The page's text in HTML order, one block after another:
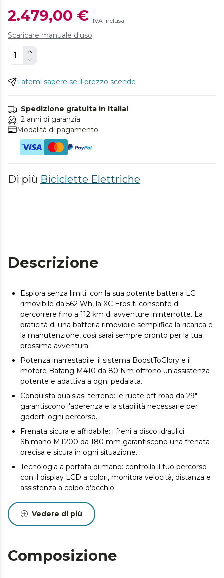
2.479,00 € IVA inclusa
Scaricare manuale d'uso
Fatemi sapere se il prezzo scende
Spedizione gratuita in Italia!
2 anni di garanzia
Modalità di pagamento.
Di più Biciclette Elettriche
Descrizione
Esplora senza limiti: con la sua potente batteria LG
rimovibile da 562 Wh, la XC Eros ti consente di
percorrere fino a 112 km di avventure ininterrotte. La
praticità di una batteria rimovibile semplifica la ricarica e
la manutenzione, così sarai sempre pronto per la tua
prossima avventura.
Potenza inarrestabile: il sistema BoostToGlory e il
motore Bafang M410 da 80 Nm offrono un'assistenza
potente e adattiva a ogni pedalata.
Conquista qualsiasi terreno: le ruote off-road da 29"
garantiscono l'aderenza e la stabilità necessarie per
goderti ogni percorso.
Frenata sicura e affidabile: i freni a disco idraulici
Shimano MT200 da 180 mm garantiscono una frenata
precisa e sicura in ogni situazione.
Tecnologia a portata di mano: controlla il tuo percorso
con il display LCD a colori, monitora velocità, distanza e
assistenza a colpo d'occhio.
Leggerezza e resistenza: il telaio in alluminio
idroformato 6061 offre la combinazione perfetta di
leggerezza e resistenza per le tue avventure più
Cambio perfetto: con il cambio Shimano Cues a 10
velocità, goditi una transizione fluida e precisa, ideale
Vedere di più
Composizione